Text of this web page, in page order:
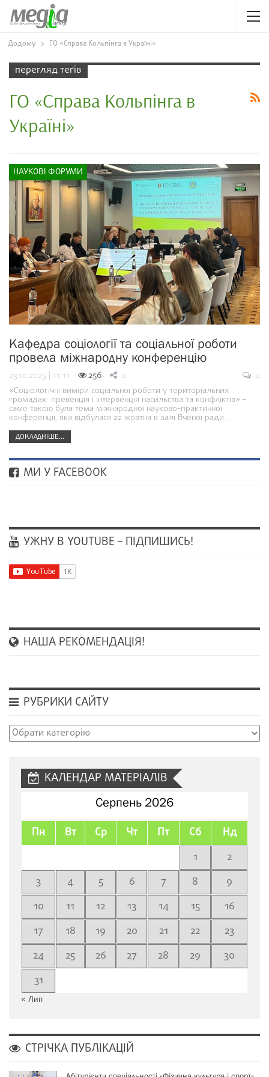
Додому ГО «Справа Кольпінга в Україні»
перегляд теґів
ГО «Справа Кольпінга в
Україні»
НАУКОВІ ФОРУМИ
Кафедра соціології та соціальної роботи
провела міжнародну конференцію
23.10.2025 | 11:11 256 0
0
«Соціологічні виміри соціальної роботи у територіальних
громадах: превенція і інтервенція насильства та конфліктів» –
саме такою була тема міжнародної науково-практичної
конференції, яка відбулася 22 жовтня в залі Вченої ради…
ДОКЛАДНІШЕ...
МИ У FACEBOOK
УЖНУ В YOUTUBE – ПІДПИШИСЬ!
НАША РЕКОМЕНДАЦІЯ!
РУБРИКИ САЙТУ
Рубрики
КАЛЕНДАР МАТЕРІАЛІВ
Серпень 2026
Пн Вт Ср Чт Пт Сб Нд
1
2
3
4 5 6 7 8
9
10
11 12 13 14 15
16
17
18 19 20 21 22
23
24
25 26 27 28 29
30
31
« Лип
СТРІЧКА ПУБЛІКАЦІЙ